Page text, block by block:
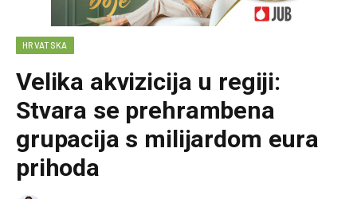
HRVATSKA
Velika akvizicija u regiji:
Stvara se prehrambena
grupacija s milijardom eura
prihoda